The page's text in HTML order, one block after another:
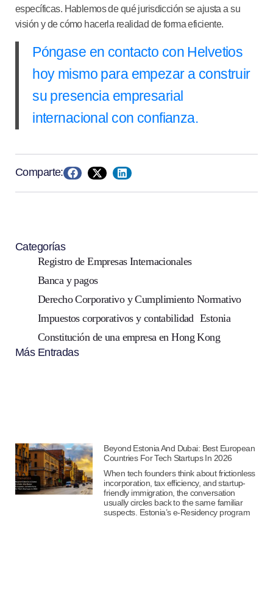
específicas. Hablemos de qué jurisdicción se ajusta a su
visión y de cómo hacerla realidad de forma eficiente.
Póngase en contacto con Helvetios
hoy mismo para empezar a construir
su presencia empresarial
internacional con confianza.
Comparte:
Categorías
Registro de Empresas Internacionales
Banca y pagos
Derecho Corporativo y Cumplimiento Normativo
Impuestos corporativos y contabilidad Estonia
Constitución de una empresa en Hong Kong
Más Entradas
Beyond Estonia And Dubai: Best European
Countries For Tech Startups In 2026
When tech founders think about frictionless
incorporation, tax efficiency, and startup-
friendly immigration, the conversation
usually circles back to the same familiar
suspects. Estonia’s e-Residency program